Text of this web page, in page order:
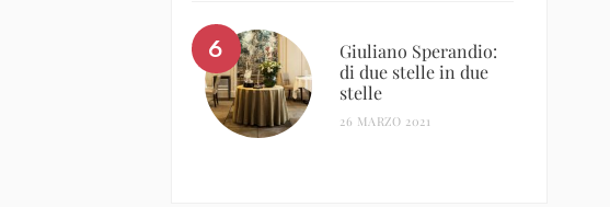
Giuliano Sperandio:
di due stelle in due
stelle
26 MARZO 2021